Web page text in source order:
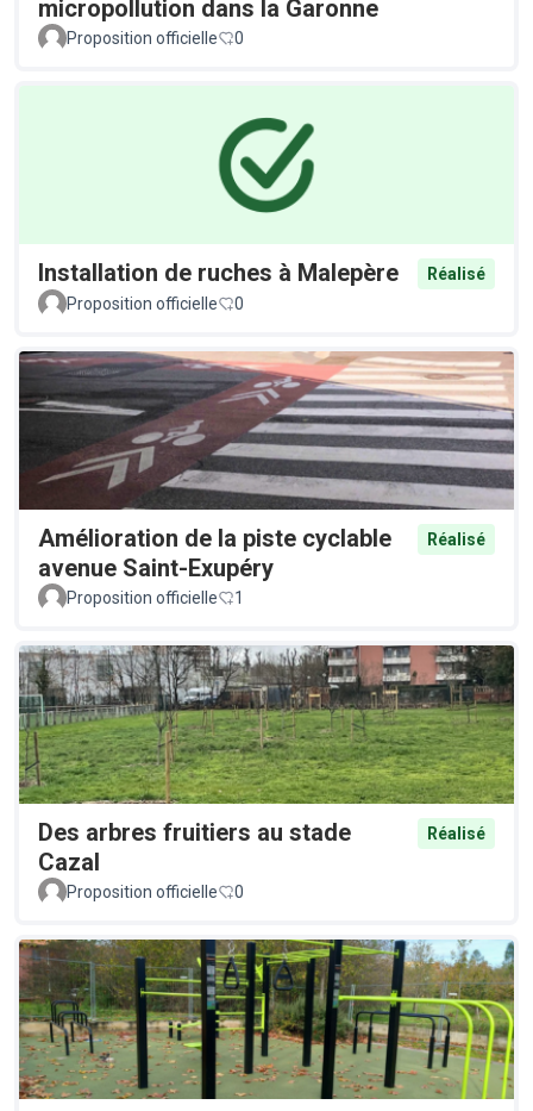
micropollution dans la Garonne
Proposition officielle 0
Installation de ruches à Malepère
Réalisé
Proposition officielle
0
Amélioration de la piste cyclable
avenue Saint-Exupéry
Réalisé
Proposition officielle 1
Des arbres fruitiers au stade
Cazal
Réalisé
Proposition officielle 0